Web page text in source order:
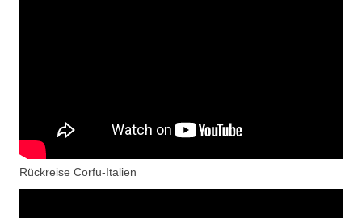
Rückreise Corfu-Italien